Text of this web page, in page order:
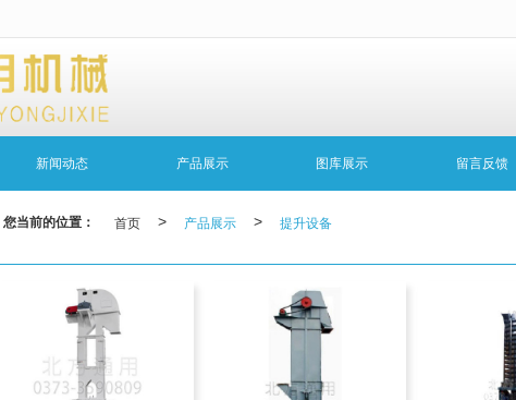
新闻动态 产品展示 图库展示 留言反馈
您当前的位置： 首页 > 产品展示 > 提升设备